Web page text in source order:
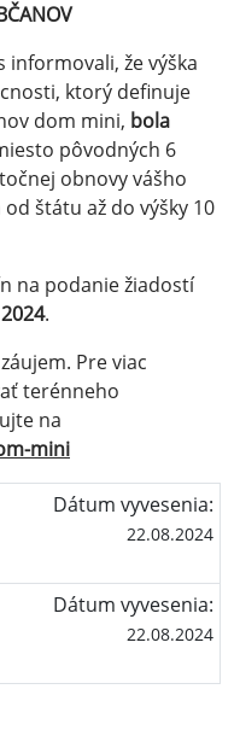
informovali, že výška
ktorý definuje
dom mini, bola
pôvodných 6
obnovy vášho
štátu až do výšky 10
na podanie žiadostí
.
Pre viac
terénneho
na
mini
Dátum vyvesenia:
22.08.2024
Dátum vyvesenia:
22.08.2024